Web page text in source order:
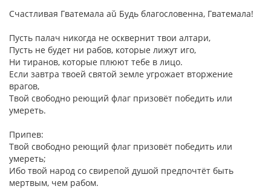
Счастливая Гватемала aŭ Будь благословенна, Гватемала!
Пусть палач никогда не осквернит твои алтари,
Пусть не будет ни рабов, которые лижут иго,
Ни тиранов, которые плюют тебе в лицо.
Если завтра твоей святой земле угрожает вторжение
врагов,
Твой свободно реющий флаг призовёт победить или
умереть.
Припев:
Твой свободно реющий флаг призовёт победить или
умереть;
Ибо твой народ со свирепой душой предпочтёт быть
мертвым, чем рабом.